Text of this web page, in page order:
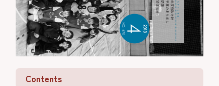
Contents